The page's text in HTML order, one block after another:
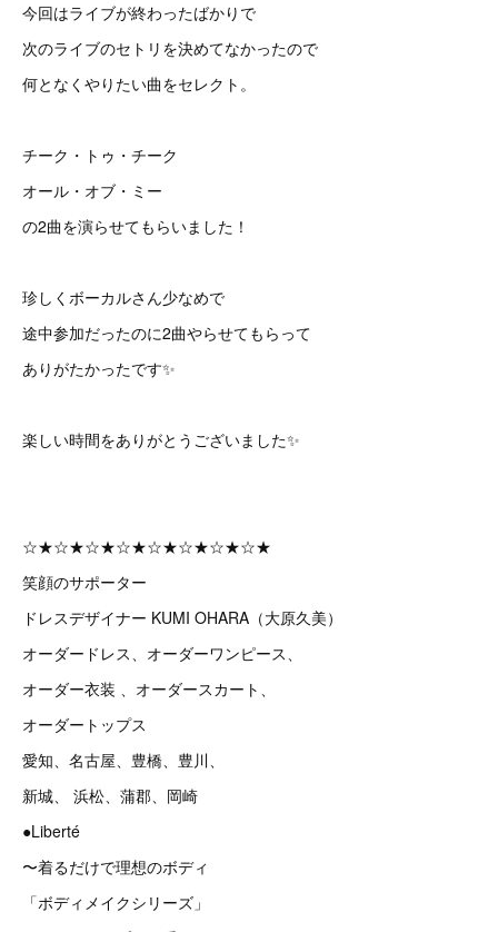
今回はライブが終わったばかりで
次のライブのセトリを決めてなかったので
何となくやりたい曲をセレクト。
チーク・トゥ・チーク
オール・オブ・ミー
の2曲を演らせてもらいました！
珍しくボーカルさん少なめで
途中参加だったのに2曲やらせてもらって
ありがたかったです✨
楽しい時間をありがとうございました✨
☆★☆★☆★☆★☆★☆★☆★☆★
笑顔のサポーター
ドレスデザイナー KUMI OHARA（大原久美）
オーダードレス、オーダーワンピース、
オーダー衣装 、オーダースカート、
オーダートップス
愛知、名古屋、豊橋、豊川、
新城、 浜松、蒲郡、岡崎
●Liberté
〜着るだけで理想のボディ
「ボディメイクシリーズ」